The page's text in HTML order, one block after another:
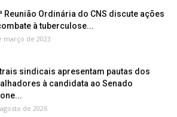
Reunião Ordinária do CNS discute ações
à tuberculose...
março de 2023
sindicais apresentam pautas dos
à candidata ao Senado
de 2026